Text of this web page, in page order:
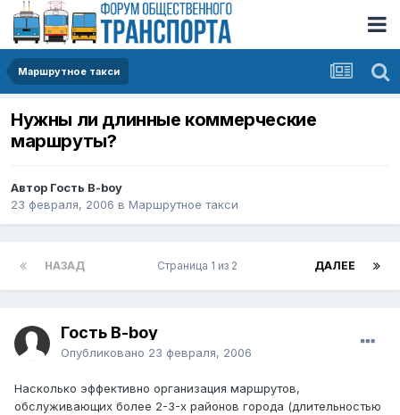
Маршрутное такси
Нужны ли длинные коммерческие
маршруты?
Автор Гость B-boy
23 февраля, 2006 в Маршрутное такси
НАЗАД ДАЛЕЕ
Страница 1 из 2
Гость B-boy
Опубликовано 23 февраля, 2006
Насколько эффективно организация маршрутов,
обслуживающих более 2-3-х районов города (длительностью